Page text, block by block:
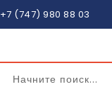
+7 (747) 980 88 03